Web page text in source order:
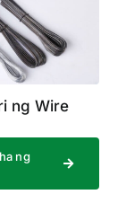
ng Wire
ng